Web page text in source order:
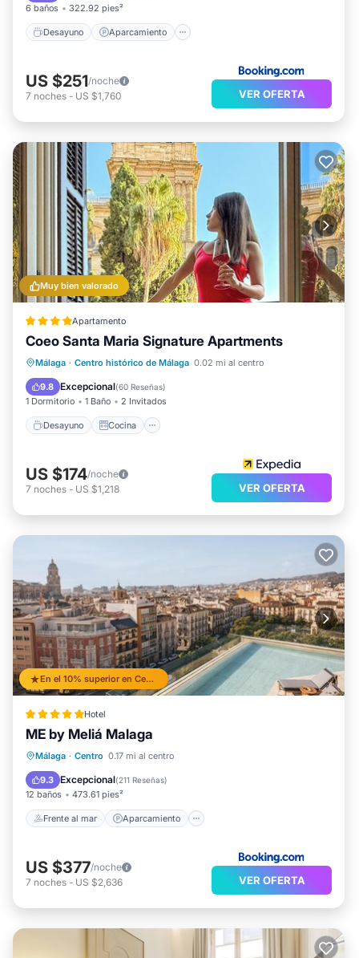
6 baños 322.92 pies²
Desayuno Aparcamiento
US $251/noche
7 noches - US $1,760 VER OFERTA
Muy bien valorado
Apartamento
Coeo Santa Maria Signature Apartments
Málaga · Centro histórico de Málaga 0.02 mi al centro
9.8 Excepcional(60 Reseñas)
1 Dormitorio 1 Baño 2 Invitados
Desayuno Cocina
Desayuno
Cocina
Aire acondicionado
US $174/noche
7 noches - US $1,218 VER OFERTA
En el 10% superior en Centro
Hotel
ME by Meliá Malaga
Málaga · Centro 0.17 mi al centro
9.3 Excepcional(211 Reseñas)
12 baños 473.61 pies²
Frente al mar Aparcamiento
Frente al mar Aparcamiento
Vista al mar
US $377/noche
7 noches - US $2,636 VER OFERTA